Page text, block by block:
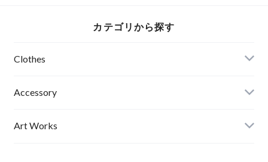
）
カテゴリから探す
Clothes
Mens
Ladies
Accessory
Art Works